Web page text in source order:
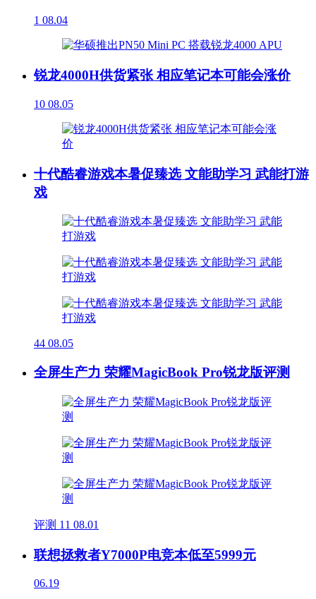
1 08.04
锐龙4000H供货紧张 相应笔记本可能会涨价
10 08.05
十代酷睿游戏本暑促臻选 文能助学习 武能打游
戏
44 08.05
全屏生产力 荣耀MagicBook Pro锐龙版评测
评测 11 08.01
联想拯救者Y7000P电竞本低至5999元
06.19